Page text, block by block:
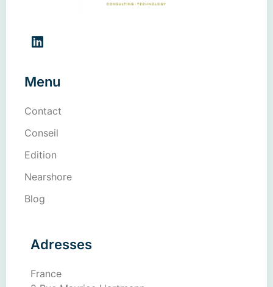
Menu
Contact
Conseil
Edition
Nearshore
Blog
Adresses
France